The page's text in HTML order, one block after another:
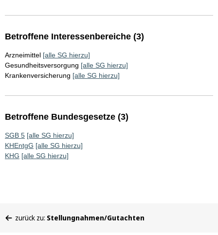
Betroffene Interessenbereiche (3)
Arzneimittel [alle SG hierzu]
Gesundheitsversorgung [alle SG hierzu]
Krankenversicherung [alle SG hierzu]
Betroffene Bundesgesetze (3)
SGB 5 [alle SG hierzu]
KHEntgG [alle SG hierzu]
KHG [alle SG hierzu]
befinden
zurück zu: Stellungnahmen/Gutachten